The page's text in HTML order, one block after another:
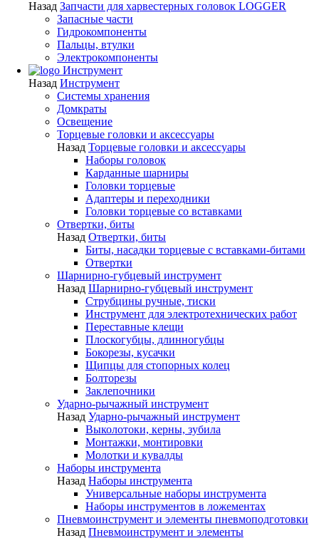
Назад Запчасти для харвестерных головок LOGGER
Запасные части
Гидрокомпоненты
Пальцы, втулки
Электрокомпоненты
Инструмент
Назад Инструмент
Системы хранения
Домкраты
Освещение
Торцевые головки и аксессуары
Назад Торцевые головки и аксессуары
Наборы головок
Карданные шарниры
Головки торцевые
Адаптеры и переходники
Головки торцевые со вставками
Отвертки, биты
Назад Отвертки, биты
Биты, насадки торцевые с вставками-битами
Отвертки
Шарнирно-губцевый инструмент
Назад Шарнирно-губцевый инструмент
Струбцины ручные, тиски
Инструмент для электротехнических работ
Переставные клещи
Плоскогубцы, длинногубцы
Бокорезы, кусачки
Щипцы для стопорных колец
Болторезы
Заклепочники
Ударно-рычажный инструмент
Назад Ударно-рычажный инструмент
Выколотоки, керны, зубила
Монтажки, монтировки
Молотки и кувалды
Наборы инструмента
Назад Наборы инструмента
Универсальные наборы инструмента
Наборы инструментов в ложементах
Пневмоинструмент и элементы пневмоподготовки
Назад Пневмоинструмент и элементы